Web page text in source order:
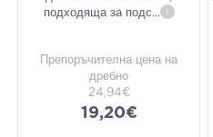
подходяща за подс... i
Препоръчителна цена на
дребно
24,94€
19,20€